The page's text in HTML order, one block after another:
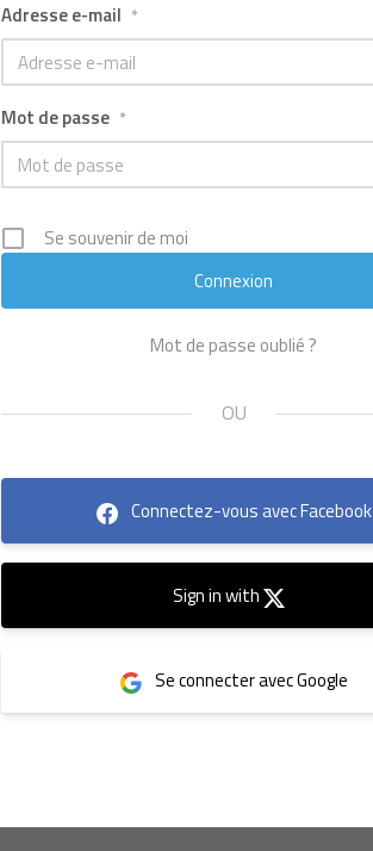
Adresse e-mail *
Mot de passe *
Se souvenir de moi
Mot de passe oublié ?
Connectez-vous avec Facebook
Sign in with
Se connecter avec Google